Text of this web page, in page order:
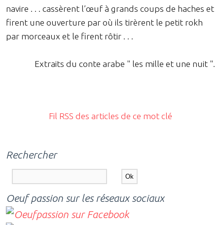
navire . . . cassèrent l’œuf à grands coups de haches et
firent une ouverture par où ils tirèrent le petit rokh
par morceaux et le firent rôtir . . .
Extraits du conte arabe " les mille et une nuit ".
Fil RSS des articles de ce mot clé
Rechercher
Oeuf passion sur les réseaux sociaux